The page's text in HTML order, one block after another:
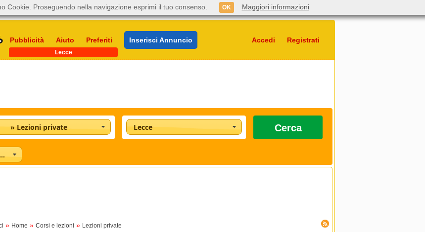
Pubblicità Aiuto Preferiti Inserisci Annuncio Accedi Registrati
Lecce
» Lezioni private Lecce Cerca
categorie
» Home » Corsi e lezioni » Lezioni private
Cookie. Proseguendo nella navigazione esprimi il tuo consenso. OK Maggiori informazioni